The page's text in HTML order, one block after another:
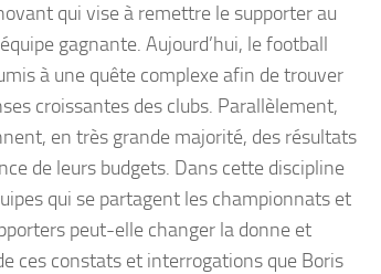
qui vise à remettre le supporter au
gagnante. Aujourd’hui, le football
à une quête complexe afin de trouver
croissantes des clubs. Parallèlement,
en très grande majorité, des résultats
de leurs budgets. Dans cette discipline
qui se partagent les championnats et
peut-elle changer la donne et
ces constats et interrogations que Boris